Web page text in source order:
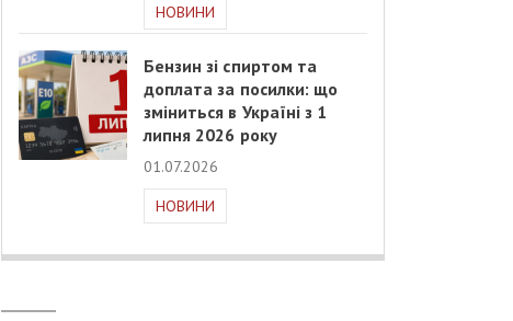
НОВИНИ
Бензин зі спиртом та
доплата за посилки: що
зміниться в Україні з 1
липня 2026 року
01.07.2026
НОВИНИ